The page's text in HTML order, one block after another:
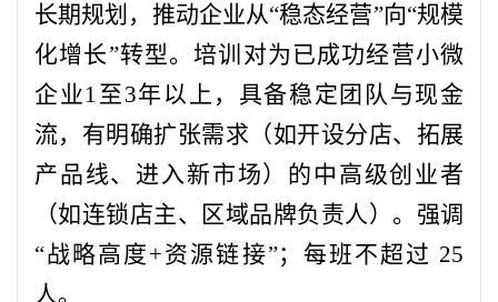
长期规划，推动企业从“稳态经营”向“规模
化增长”转型。培训对为已成功经营小微
企业1至3年以上，具备稳定团队与现金
流，有明确扩张需求（如开设分店、拓展
产品线、进入新市场）的中高级创业者
（如连锁店主、区域品牌负责人）。强调
“战略高度+资源链接”；每班不超过 25
人。